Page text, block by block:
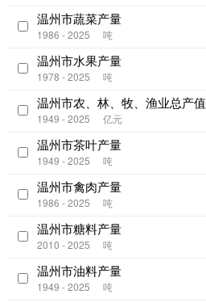
温州市蔬菜产量
1986 - 2025 吨
温州市水果产量
1978 - 2025 吨
温州市农、林、牧、渔业总产值
1949 - 2025 亿元
温州市茶叶产量
1949 - 2025 吨
温州市禽肉产量
1986 - 2025 吨
温州市糖料产量
2010 - 2025 吨
温州市油料产量
1949 - 2025 吨